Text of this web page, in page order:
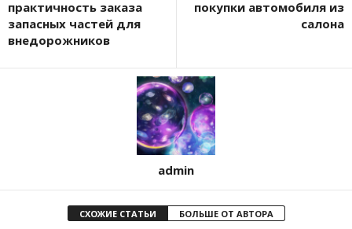
практичность заказа
запасных частей для
внедорожников
покупки автомобиля из
салона
admin
СХОЖИЕ СТАТЬИ БОЛЬШЕ ОТ АВТОРА